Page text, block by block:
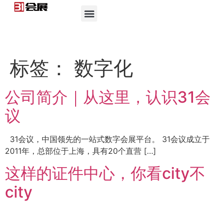
标签： 数字化
公司简介｜从这里，认识31会
议
31会议，中国领先的一站式数字会展平台。 31会议成立于
2011年，总部位于上海，具有20个直营 […]
这样的证件中心，你看city不
city